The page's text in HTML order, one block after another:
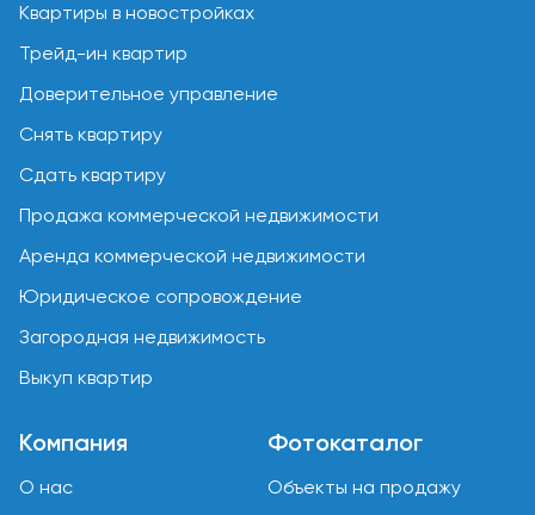
Квартиры в новостройках
Трейд-ин квартир
Доверительное управление
Снять квартиру
Сдать квартиру
Продажа коммерческой недвижимости
Аренда коммерческой недвижимости
Юридическое сопровождение
Загородная недвижимость
Выкуп квартир
Компания
О нас
Фотокаталог
Объекты на продажу